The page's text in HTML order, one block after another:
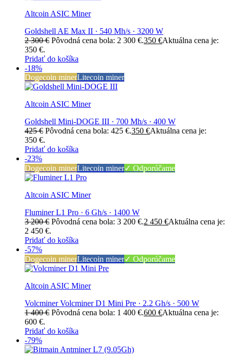
Altcoin ASIC Miner
Goldshell AE Max II · 540 Mh/s · 3200 W
2 300€ Pôvodná cena bola: 2 300 €.350 €Aktuálna cena je:
350 €.
Pridať do košíka
-18%
Dogecoin minerLitecoin miner
Altcoin ASIC Miner
Goldshell Mini-DOGE III · 700 Mh/s · 400 W
425€ Pôvodná cena bola: 425 €.350 €Aktuálna cena je:
350 €.
Pridať do košíka
-23%
Dogecoin minerLitecoin miner✓ Odporúčame
Altcoin ASIC Miner
Fluminer L1 Pro · 6 Gh/s · 1400 W
3 200€ Pôvodná cena bola: 3 200 €.2 450 €Aktuálna cena je:
2 450 €.
Pridať do košíka
-57%
Dogecoin minerLitecoin miner✓ Odporúčame
Altcoin ASIC Miner
Volcminer Volcminer D1 Mini Pre · 2.2 Gh/s · 500 W
1 400€ Pôvodná cena bola: 1 400 €.600 €Aktuálna cena je:
600 €.
Pridať do košíka
-79%